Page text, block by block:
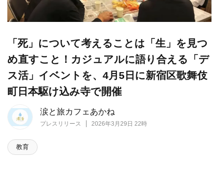
涙と旅カフェあかね
プレスリリース 2026年3月29日 22時
「死」について考えることは「生」を見つ
め直すこと！カジュアルに語り合える「デ
ス活」イベントを、4月5日に新宿区歌舞伎
町日本駆け込み寺で開催
教育